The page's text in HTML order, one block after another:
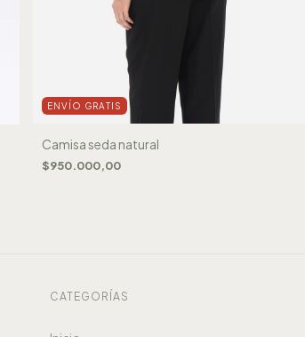
ENVÍO GRATIS
Camisa seda natural
$950.000,00
CATEGORÍAS